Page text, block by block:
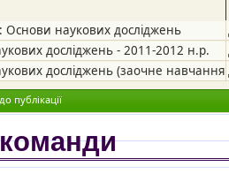
Основи наукових досліджень
досліджень - 2011-2012 н.р.
досліджень (заочне
публікації